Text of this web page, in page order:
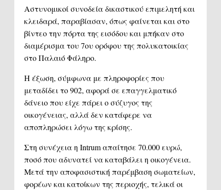
Αστυνομικοί συνοδεία δικαστικού επιμελητή και
κλειδαρά, παραβίασαν, όπως φαίνεται και στο
βίντεο την πόρτα της εισόδου και μπήκαν στο
διαμέρισμα του 7ου ορόφου της πολυκατοικίας
στο Παλαιό Φάληρο.
Η έξωση, σύμφωνα με πληροφορίες που
μεταδίδει το 902, αφορά σε επαγγελματικό
δάνειο που είχε πάρει ο σύζυγος της
οικογένειας, αλλά δεν κατάφερε να
αποπληρώσει λόγω της κρίσης.
Στη συνέχεια η Intrum απαίτησε 70.000 ευρώ,
ποσό που αδυνατεί να καταβάλει η οικογένεια.
Μετά την αποφασιστική παρέμβαση σωματείων,
φορέων και κατοίκων της περιοχής, τελικά οι